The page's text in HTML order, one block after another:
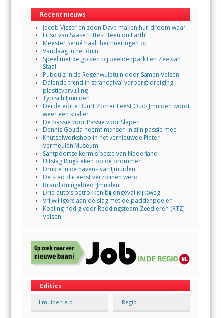
Recent nieuws
Jacob Visser en zoon Dave maken hun droom waar
Friso van Saase ‘Fittest Teen on Earth’
Meester Serné haalt herinneringen op
Vandaag in het duin
Speel met de golven bij beeldenpark Een Zee van
Staal
Pubquiz in de Regenwulptuin door Samen Velsen
Dalende trend in strandafval verbergt dreiging
plasticvervuiling
Typisch IJmuiden
Derde editie Buurt Zomer Feest Oud-IJmuiden wordt
weer een knaller
De passie voor Passie voor Slapen
Dennis Gouda neemt mensen in zijn passie mee
Knutselworkshop in het vernieuwde Pieter
Vermeulen Museum
Santpoortse kermis beste van Nederland
Uitslag Ringsteken op de brommer
Drukte in de havens van IJmuiden
De stad die eerst verzonnen werd
Brand duingebied IJmuiden
Drie auto’s betrokken bij ongeval Rijksweg
Vrijwilligers aan de slag met de paddenpoelen
Koeling nodig voor Reddingsteam Zeedieren (RTZ)
Velsen
Edities
IJmuiden e.o. Regio